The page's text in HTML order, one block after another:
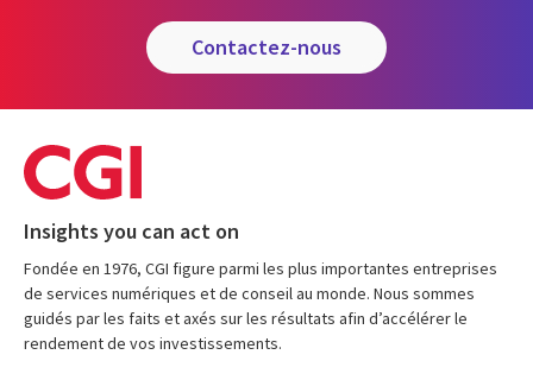
contactez-nous
Insights you can act on
Fondée en 1976, CGI figure parmi les plus importantes entreprises
de services numériques et de conseil au monde. Nous sommes
guidés par les faits et axés sur les résultats afin d’accélérer le
rendement de vos investissements.